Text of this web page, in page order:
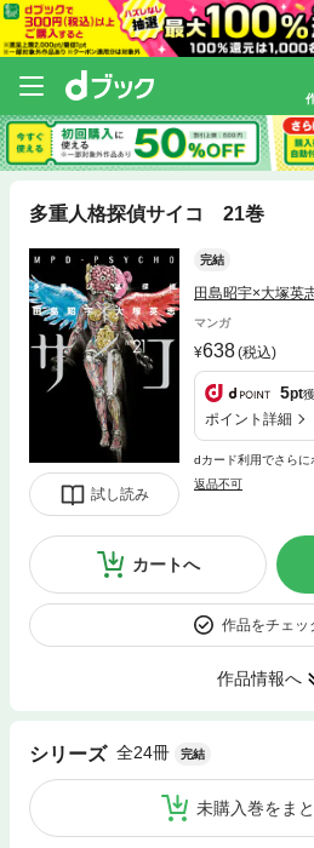
多重人格探偵サイコ 21巻
試し読み
完結
田島昭宇×大塚英
マンガ
638(税込)
5pt
ポイント詳細
dカード利用でさらに
返品不可
カートへ
作品をチェッ
作品情報へ
シリーズ 全24冊 完結
未購入巻をま